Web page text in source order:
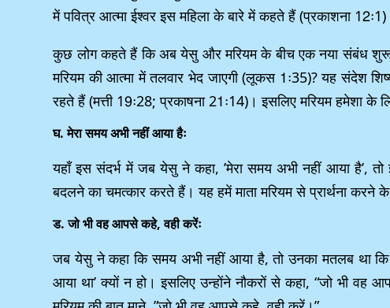
में पवित्र आत्मा ईश्वर इस महिला के बारे में कहते हैं (प्रकाशना
कुछ लोग कहते हैं कि अब येसु और मरियम के बीच एक नया संबंध शुरू
मरियम की आत्मा में तलवार भेद जाएगी (लूकस 1ः35)? यह संदेश
रहते हैं (मत्ती 19ः28; प्रकाषना 21ः14)। इसलिए मरियम हमेशा के
घ. मेरा समय अभी नहीं आया हैः
यहाँ इस संदर्भ में जब येसु ने कहा, ’मेरा समय अभी नहीं आया है’,
बदलने का चमत्कार करते हैं। यह हमें माता मरियम से प्रार्थना करने
ड. जो भी वह आपसे कहे, वही करेंः
जब येसु ने कहा कि समय अभी नहीं आया है, तो उनका मतलब था कि
आया था’ क्यों न हो। इसलिए उन्होंने नौकरों से कहा, “जो भी वह